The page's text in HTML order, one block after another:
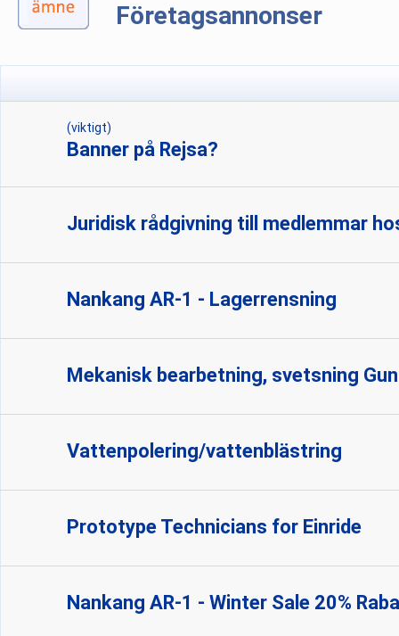
Företagsannonser
(viktigt)
Banner på Rejsa?
Juridisk rådgivning till medlemmar
Nankang AR-1 - Lagerrensning
Mekanisk bearbetning, svetsning
Vattenpolering/vattenblästring
Prototype Technicians for Einride
Nankang AR-1 - Winter Sale 20%